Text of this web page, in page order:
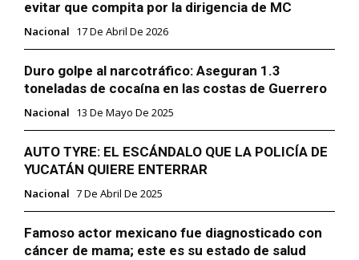
evitar que compita por la dirigencia de MC
Nacional 17 De Abril De 2026
Duro golpe al narcotráfico: Aseguran 1.3
toneladas de cocaína en las costas de Guerrero
Nacional 13 De Mayo De 2025
AUTO TYRE: EL ESCÁNDALO QUE LA POLICÍA DE
YUCATÁN QUIERE ENTERRAR
Nacional 7 De Abril De 2025
Famoso actor mexicano fue diagnosticado con
cáncer de mama; este es su estado de salud